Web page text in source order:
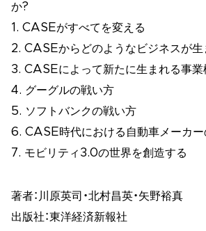
か?
1. CASEがすべてを変える
2. CASEからどのようなビジネスが生
3. CASEによって新たに生まれる事業
4. グーグルの戦い方
5. ソフトバンクの戦い方
6. CASE時代における自動車メーカー
7. モビリティ3.0の世界を創造する
著者：川原英司・北村昌英・矢野裕真
出版社：東洋経済新報社